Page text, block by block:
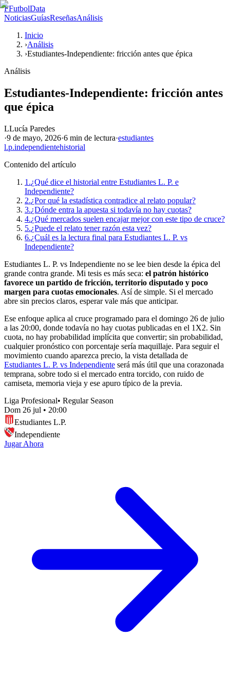
FFutbolData
NoticiasGuíasReseñasAnálisis
Inicio
›Análisis
›Estudiantes-Independiente: fricción antes que épica
Análisis
Estudiantes-Independiente: fricción antes
que épica
LLucía Paredes
·9 de mayo, 2026·6 min de lectura·estudiantes
l.p.independientehistorial
Contenido del artículo
1.¿Qué dice el historial entre Estudiantes L. P. e
Independiente?
2.¿Por qué la estadística contradice al relato popular?
3.¿Dónde entra la apuesta si todavía no hay cuotas?
4.¿Qué mercados suelen encajar mejor con este tipo de cruce?
5.¿Puede el relato tener razón esta vez?
6.¿Cuál es la lectura final para Estudiantes L. P. vs
Independiente?
Estudiantes L. P. vs Independiente no se lee bien desde la épica del
grande contra grande. Mi tesis es más seca: el patrón histórico
favorece un partido de fricción, territorio disputado y poco
margen para cuotas emocionales. Así de simple. Si el mercado
abre sin precios claros, esperar vale más que anticipar.
Ese enfoque aplica al cruce programado para el domingo 26 de julio
a las 20:00, donde todavía no hay cuotas publicadas en el 1X2. Sin
cuota, no hay probabilidad implícita que convertir; sin probabilidad,
cualquier pronóstico con porcentaje sería maquillaje. Para seguir el
movimiento cuando aparezca precio, la vista detallada de
Estudiantes L. P. vs Independiente será más útil que una corazonada
temprana, sobre todo si el mercado entra torcido, con ruido de
camiseta, memoria vieja y ese apuro típico de la previa.
Liga Profesional• Regular Season
Dom 26 jul • 20:00
Estudiantes L.P.
Independiente
Jugar Ahora